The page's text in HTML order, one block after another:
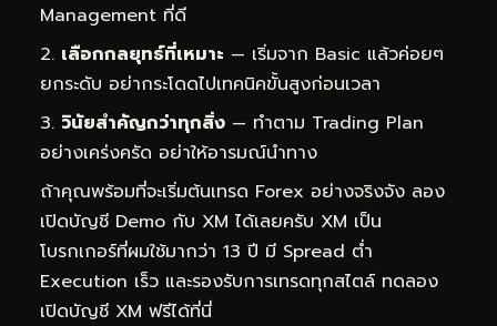
Management ที่ดี
เลือกกลยุทธ์ที่เหมาะ — เริ่มจาก Basic แล้วค่อยๆ
ยกระดับ อย่ากระโดดไปเทคนิคขั้นสูงก่อนเวลา
วินัยสำคัญกว่าทุกสิ่ง — ทำตาม Trading Plan
อย่างเคร่งครัด อย่าให้อารมณ์นำทาง
ถ้าคุณพร้อมที่จะเริ่มต้นเทรด Forex อย่างจริงจัง ลอง
เปิดบัญชี Demo กับ XM ได้เลยครับ XM เป็น
โบรกเกอร์ที่ผมใช้มากว่า 13 ปี มี Spread ต่ำ
Execution เร็ว และรองรับการเทรดทุกสไตล์ ทดลอง
เปิดบัญชี XM ฟรีได้ที่นี่